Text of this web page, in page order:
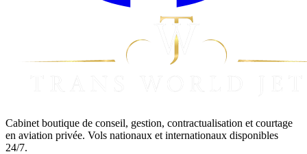
Cabinet boutique de conseil, gestion, contractualisation et courtage
en aviation privée. Vols nationaux et internationaux disponibles
24/7.